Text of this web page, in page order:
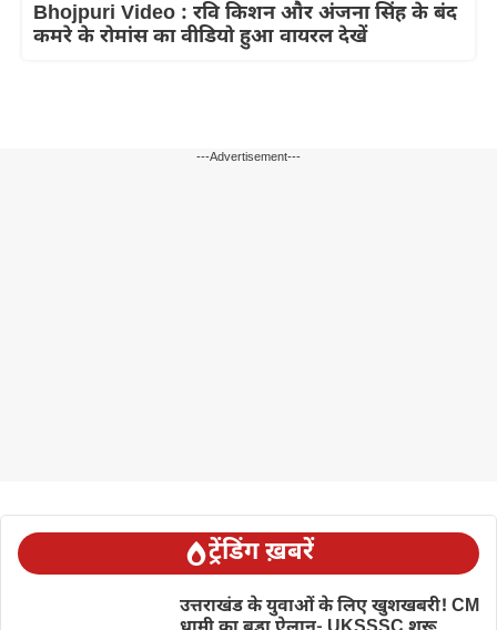
Bhojpuri Video : रवि किशन और अंजना सिंह के बंद
कमरे के रोमांस का वीडियो हुआ वायरल देखें
---Advertisement---
ट्रेंडिंग ख़बरें
उत्तराखंड के युवाओं के लिए खुशखबरी! CM